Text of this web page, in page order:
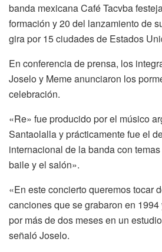
banda mexicana Café Tacvba
formación y 20 del lanzamiento de
gira por 15 ciudades de Estados
En conferencia de prensa, los
Joselo y Meme anunciaron los
celebración.
«Re» fue producido por el músico
Santaolalla y prácticamente fue el
internacional de la banda con
baile y el salón».
«En este concierto queremos tocar
canciones que se grabaron en
por más de dos meses en un
señaló Joselo.